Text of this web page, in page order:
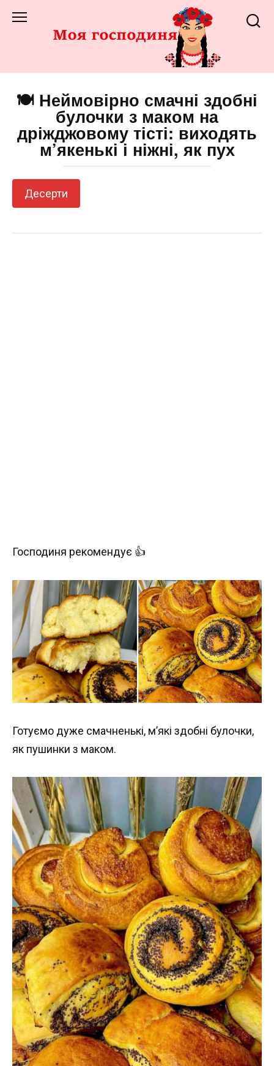
до
🍽️ Неймовірно смачні здобні
булочки з маком на
дріжджовому тісті: виходять
м’якенькі і ніжні, як пух
Десерти
Господиня рекомендує 👍
Готуємо дуже смачненькі, м’які здобні булочки,
як пушинки з маком.